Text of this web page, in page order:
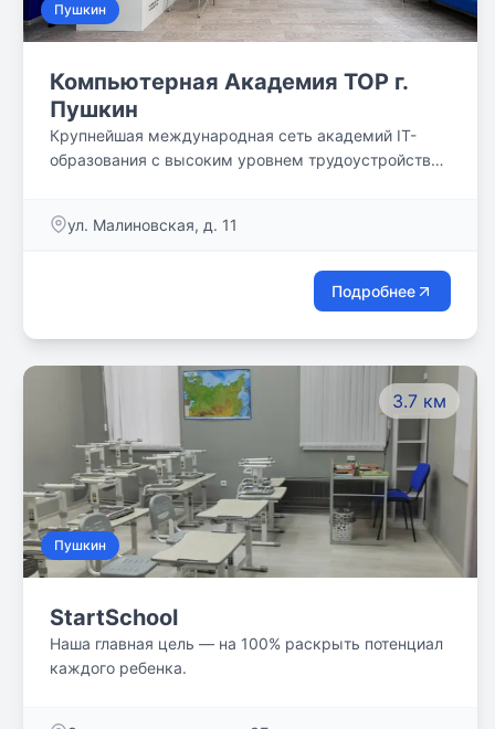
Пушкин
Компьютерная Академия TOP г.
Пушкин
Крупнейшая международная сеть академий IT-
образования с высоким уровнем трудоустройства
ул. Малиновская, д. 11
Подробнее
3.7 км
Пушкин
StartSchool
Наша главная цель — на 100% раскрыть потенциал
каждого ребенка.